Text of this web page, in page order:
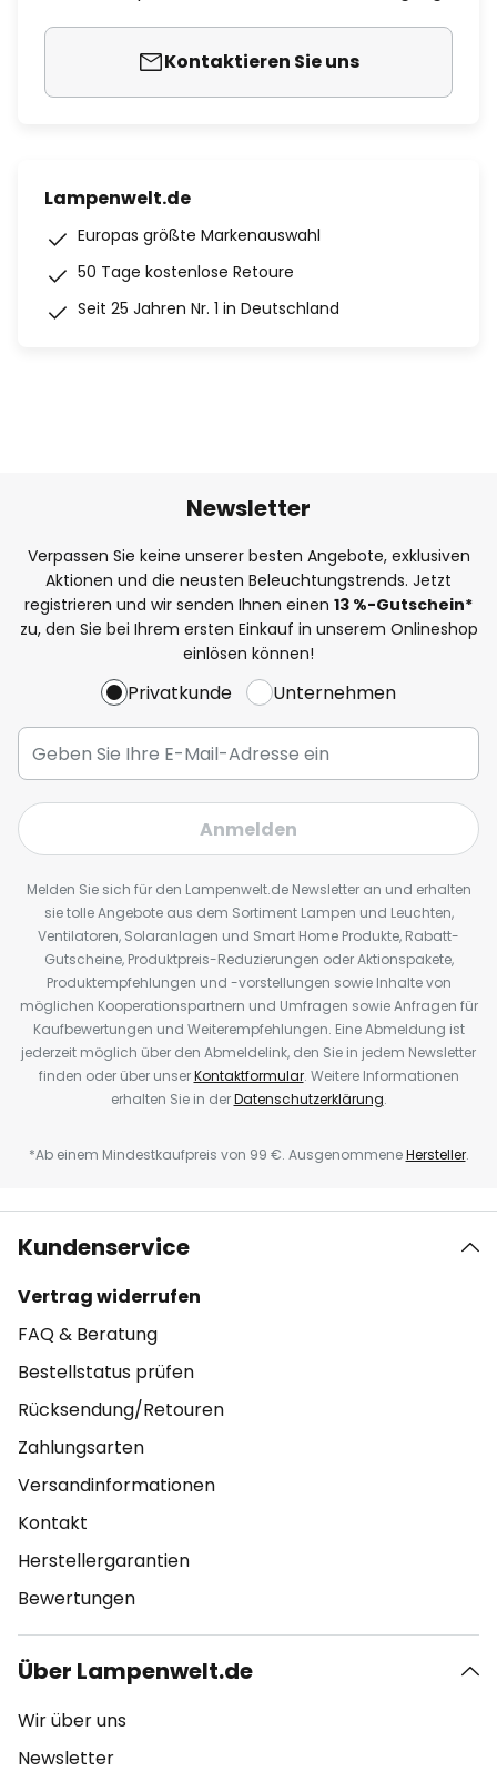
Kontaktieren Sie uns
Lampenwelt.de
Europas größte Markenauswahl
50 Tage kostenlose Retoure
Seit 25 Jahren Nr. 1 in Deutschland
Newsletter
Verpassen Sie keine unserer besten Angebote, exklusiven
Aktionen und die neusten Beleuchtungstrends. Jetzt
registrieren und wir senden Ihnen einen 13 %-Gutschein*
zu, den Sie bei Ihrem ersten Einkauf in unserem Onlineshop
einlösen können!
Privatkunde Unternehmen
Anmelden
Melden Sie sich für den Lampenwelt.de Newsletter an und erhalten
sie tolle Angebote aus dem Sortiment Lampen und Leuchten,
Ventilatoren, Solaranlagen und Smart Home Produkte, Rabatt-
Gutscheine, Produktpreis-Reduzierungen oder Aktionspakete,
Produktempfehlungen und -vorstellungen sowie Inhalte von
möglichen Kooperationspartnern und Umfragen sowie Anfragen für
Kaufbewertungen und Weiterempfehlungen. Eine Abmeldung ist
jederzeit möglich über den Abmeldelink, den Sie in jedem Newsletter
finden oder über unserKontaktformular. Weitere Informationen
erhalten Sie in derDatenschutzerklärung.
*Ab einem Mindestkaufpreis von 99 €. AusgenommeneHersteller.
Kundenservice
Vertrag widerrufen
FAQ & Beratung
Bestellstatus prüfen
Rücksendung/Retouren
Zahlungsarten
Versandinformationen
Kontakt
Herstellergarantien
Bewertungen
Über Lampenwelt.de
Wir über uns
Newsletter